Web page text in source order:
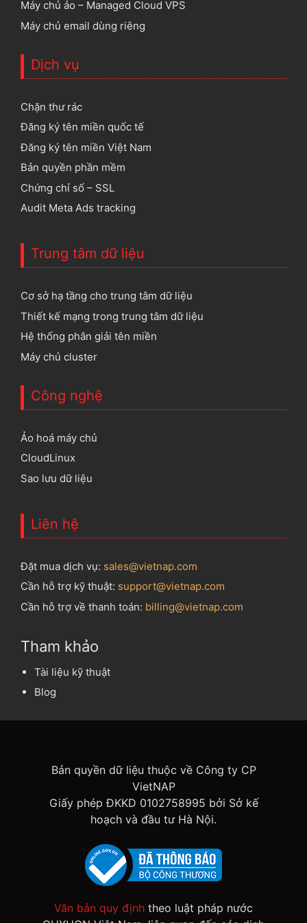
Máy chủ ảo – Managed Cloud VPS
Máy chủ email dùng riêng
Dịch vụ
Chặn thư rác
Đăng ký tên miền quốc tế
Đăng ký tên miền Việt Nam
Bản quyền phần mềm
Chứng chỉ số – SSL
Audit Meta Ads tracking
Trung tâm dữ liệu
Cơ sở hạ tầng cho trung tâm dữ liệu
Thiết kế mạng trong trung tâm dữ liệu
Hệ thống phân giải tên miền
Máy chủ cluster
Công nghệ
Ảo hoá máy chủ
CloudLinux
Sao lưu dữ liệu
Liên hệ
Đặt mua dịch vụ: sales@vietnap.com
Cần hỗ trợ kỹ thuật: support@vietnap.com
Cần hỗ trợ về thanh toán: billing@vietnap.com
Tham khảo
Tài liệu kỹ thuật
Blog
Bản quyền dữ liệu thuộc về Công ty CP
VietNAP
Giấy phép ĐKKD 0102758995 bởi Sở kế
hoạch và đầu tư Hà Nội.
Văn bản quy định theo luật pháp nước